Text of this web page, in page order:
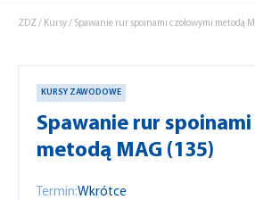
ZDZ/ Kursy/ Spawanie rur spoinami czołowymi metodą
KURSY ZAWODOWE
Spawanie rur
metodą MAG (135)
Termin:Wkrótce